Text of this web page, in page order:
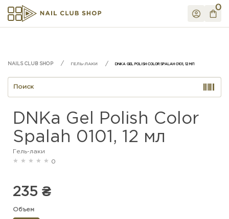
0
ГЕЛЬ-ЛАКИ DNKA GEL POLISH COLOR SPALAH 0101, 12 МЛ
DNKa Gel Polish Color
Spalah 0101, 12 мл
Гель-лаки
0
235 ₴
Объем